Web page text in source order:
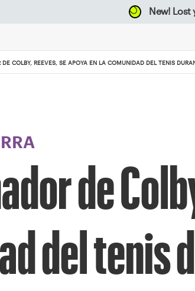
New! Lost
DE COLBY, REEVES, SE APOYA EN LA COMUNIDAD DEL TENIS
de
del tenis